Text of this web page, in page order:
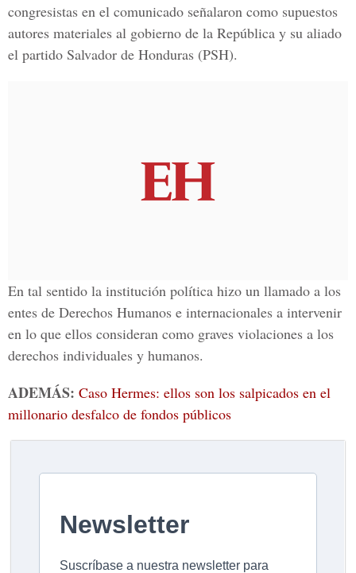
congresistas en el comunicado señalaron como supuestos
autores materiales al gobierno de la República y su aliado
el partido Salvador de Honduras (PSH).
En tal sentido la institución política hizo un llamado a los
entes de Derechos Humanos e internacionales a intervenir
en lo que ellos consideran como graves violaciones a los
derechos individuales y humanos.
ADEMÁS: Caso Hermes: ellos son los salpicados en el
millonario desfalco de fondos públicos